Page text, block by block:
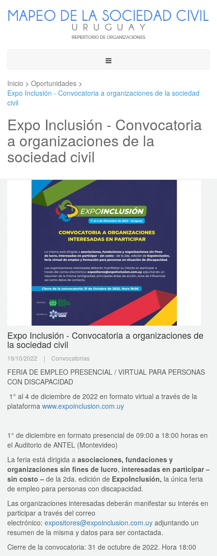
Toggle
Inicio > Oportunidades >
Expo Inclusión - Convocatoria a organizaciones de la sociedad
civil
Expo Inclusión - Convocatoria
a organizaciones de la
sociedad civil
Expo Inclusión - Convocatoria a organizaciones de
la sociedad civil
19/10/2022 | Convocatorias
FERIA DE EMPLEO PRESENCIAL / VIRTUAL PARA PERSONAS
CON DISCAPACIDAD
1° al 4 de diciembre de 2022 en formato virtual a través de la
plataforma www.expoinclusion.com.uy
1° de diciembre en formato presencial de 09:00 a 18:00 horas en
el Auditorio de ANTEL (Montevideo)
La feria está dirigida a asociaciones, fundaciones y
organizaciones sin fines de lucro, interesadas en participar –
sin costo – de la 2da. edición de ExpoInclusión, la única feria
de empleo para personas con discapacidad.
Las organizaciones interesadas deberán manifestar su interés en
participar a través del correo
electrónico: expositores@expoinclusion.com.uy adjuntando un
resumen de la misma y datos para ser contactada.
Cierre de la convocatoria: 31 de octubre de 2022. Hora 18:00